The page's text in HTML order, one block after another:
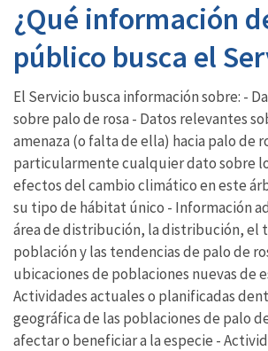
¿Qué información
público busca el
El Servicio busca información sobre: -
sobre palo de rosa - Datos relevantes
amenaza (o falta de ella) hacia palo de
particularmente cualquier dato sobre
efectos del cambio climático en este
su tipo de hábitat único - Información
área de distribución, la distribución, el
población y las tendencias de palo de
ubicaciones de poblaciones nuevas de
Actividades actuales o planificadas
geográfica de las poblaciones de palo
afectar o beneficiar a la especie -